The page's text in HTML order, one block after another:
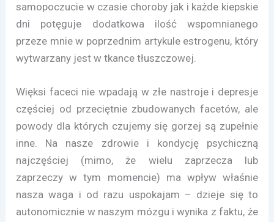
samopoczucie w czasie choroby jak i każde kiepskie
dni potęguje dodatkowa ilość wspomnianego
przeze mnie w poprzednim artykule estrogenu, który
wytwarzany jest w tkance tłuszczowej.
Więksi faceci nie wpadają w złe nastroje i depresje
częściej od przeciętnie zbudowanych facetów, ale
powody dla których czujemy się gorzej są zupełnie
inne. Na nasze zdrowie i kondycję psychiczną
najczęściej (mimo, że wielu zaprzecza lub
zaprzeczy w tym momencie) ma wpływ właśnie
nasza waga i od razu uspokajam – dzieje się to
autonomicznie w naszym mózgu i wynika z faktu, że